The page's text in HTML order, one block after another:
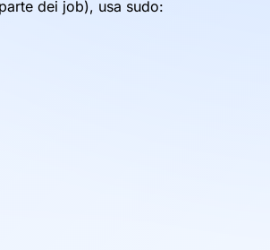
dei job), usa sudo: